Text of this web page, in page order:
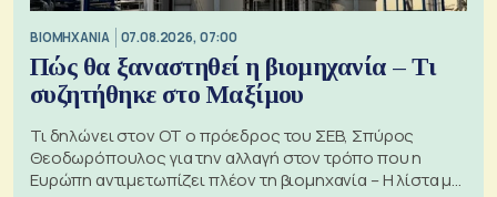
ΒΙΟΜΗΧΑΝΙΑ 07.08.2026, 07:00
Πώς θα ξαναστηθεί η βιομηχανία – Τι
συζητήθηκε στο Μαξίμου
Τι δηλώνει στον ΟΤ ο πρόεδρος του ΣΕΒ, Σπύρος
Θεοδωρόπουλος για την αλλαγή στον τρόπο που η
Ευρώπη αντιμετωπίζει πλέον τη βιομηχανία – Η λίστα με